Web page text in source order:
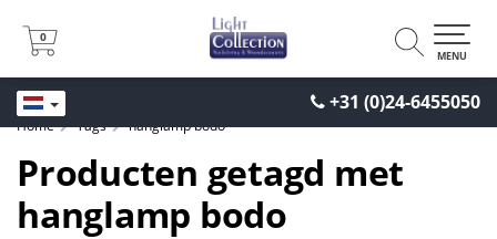
+31 (0)24-6455050
0
0
MENU
Home Tags hanglamp bodo
Producten getagd met
hanglamp bodo